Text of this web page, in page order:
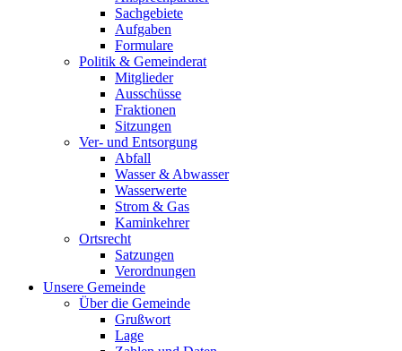
Sachgebiete
Aufgaben
Formulare
Politik & Gemeinderat
Mitglieder
Ausschüsse
Fraktionen
Sitzungen
Ver- und Entsorgung
Abfall
Wasser & Abwasser
Wasserwerte
Strom & Gas
Kaminkehrer
Ortsrecht
Satzungen
Verordnungen
Unsere Gemeinde
Über die Gemeinde
Grußwort
Lage